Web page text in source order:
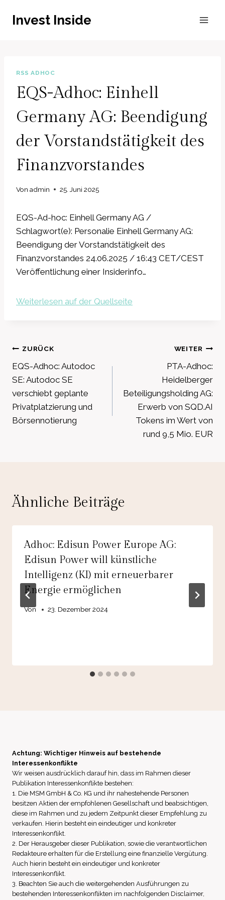
InhaltInvest Inside
RSS ADHOC
EQS-Adhoc: Einhell
Germany AG: Beendigung
der Vorstandstätigkeit des
Finanzvorstandes
Von admin 25. Juni 2025
EQS-Ad-hoc: Einhell Germany AG /
Schlagwort(e): Personalie Einhell Germany AG:
Beendigung der Vorstandstätigkeit des
Finanzvorstandes 24.06.2025 / 16:43 CET/CEST
Veröffentlichung einer Insiderinfo…
Weiterlesen auf der Quellseite
Beitragsnavigation
ZURÜCK
EQS-Adhoc: Autodoc
SE: Autodoc SE
verschiebt geplante
Privatplatzierung und
Börsennotierung
WEITER
PTA-Adhoc:
Heidelberger
Beteiligungsholding AG:
Erwerb von SQD.AI
Tokens im Wert von
rund 9,5 Mio. EUR
Ähnliche Beiträge
Adhoc: Edisun Power Europe AG:
Edisun Power will künstliche
Intelligenz (KI) mit erneuerbarer
Energie ermöglichen
Von 23. Dezember 2024
Achtung: Wichtiger Hinweis auf bestehende
Interessenkonflikte
Wir weisen ausdrücklich darauf hin, dass im Rahmen dieser
Publikation Interessenkonflikte bestehen:
1. Die MSM GmbH & Co. KG und ihr nahestehende Personen
besitzen Aktien der empfohlenen Gesellschaft und beabsichtigen,
diese im Rahmen und zu jedem Zeitpunkt dieser Empfehlung zu
verkaufen. Hierin besteht ein eindeutiger und konkreter
Interessenkonflikt.
2. Der Herausgeber dieser Publikation, sowie die verantwortlichen
Redakteure erhalten für die Erstellung eine finanzielle Vergütung.
Auch hierin besteht ein eindeutiger und konkreter
Interessenkonflikt.
3. Beachten Sie auch die weitergehenden Ausführungen zu
bestehenden Interessenkonflikten im nachfolgenden Disclaimer,